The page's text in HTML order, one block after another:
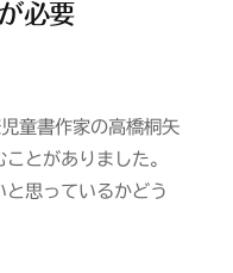
必要
童書作家の高橋桐矢
とがありました。
思っているかどう